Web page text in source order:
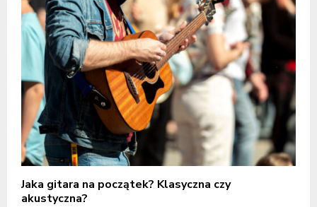
Jaka gitara na początek? Klasyczna czy
akustyczna?